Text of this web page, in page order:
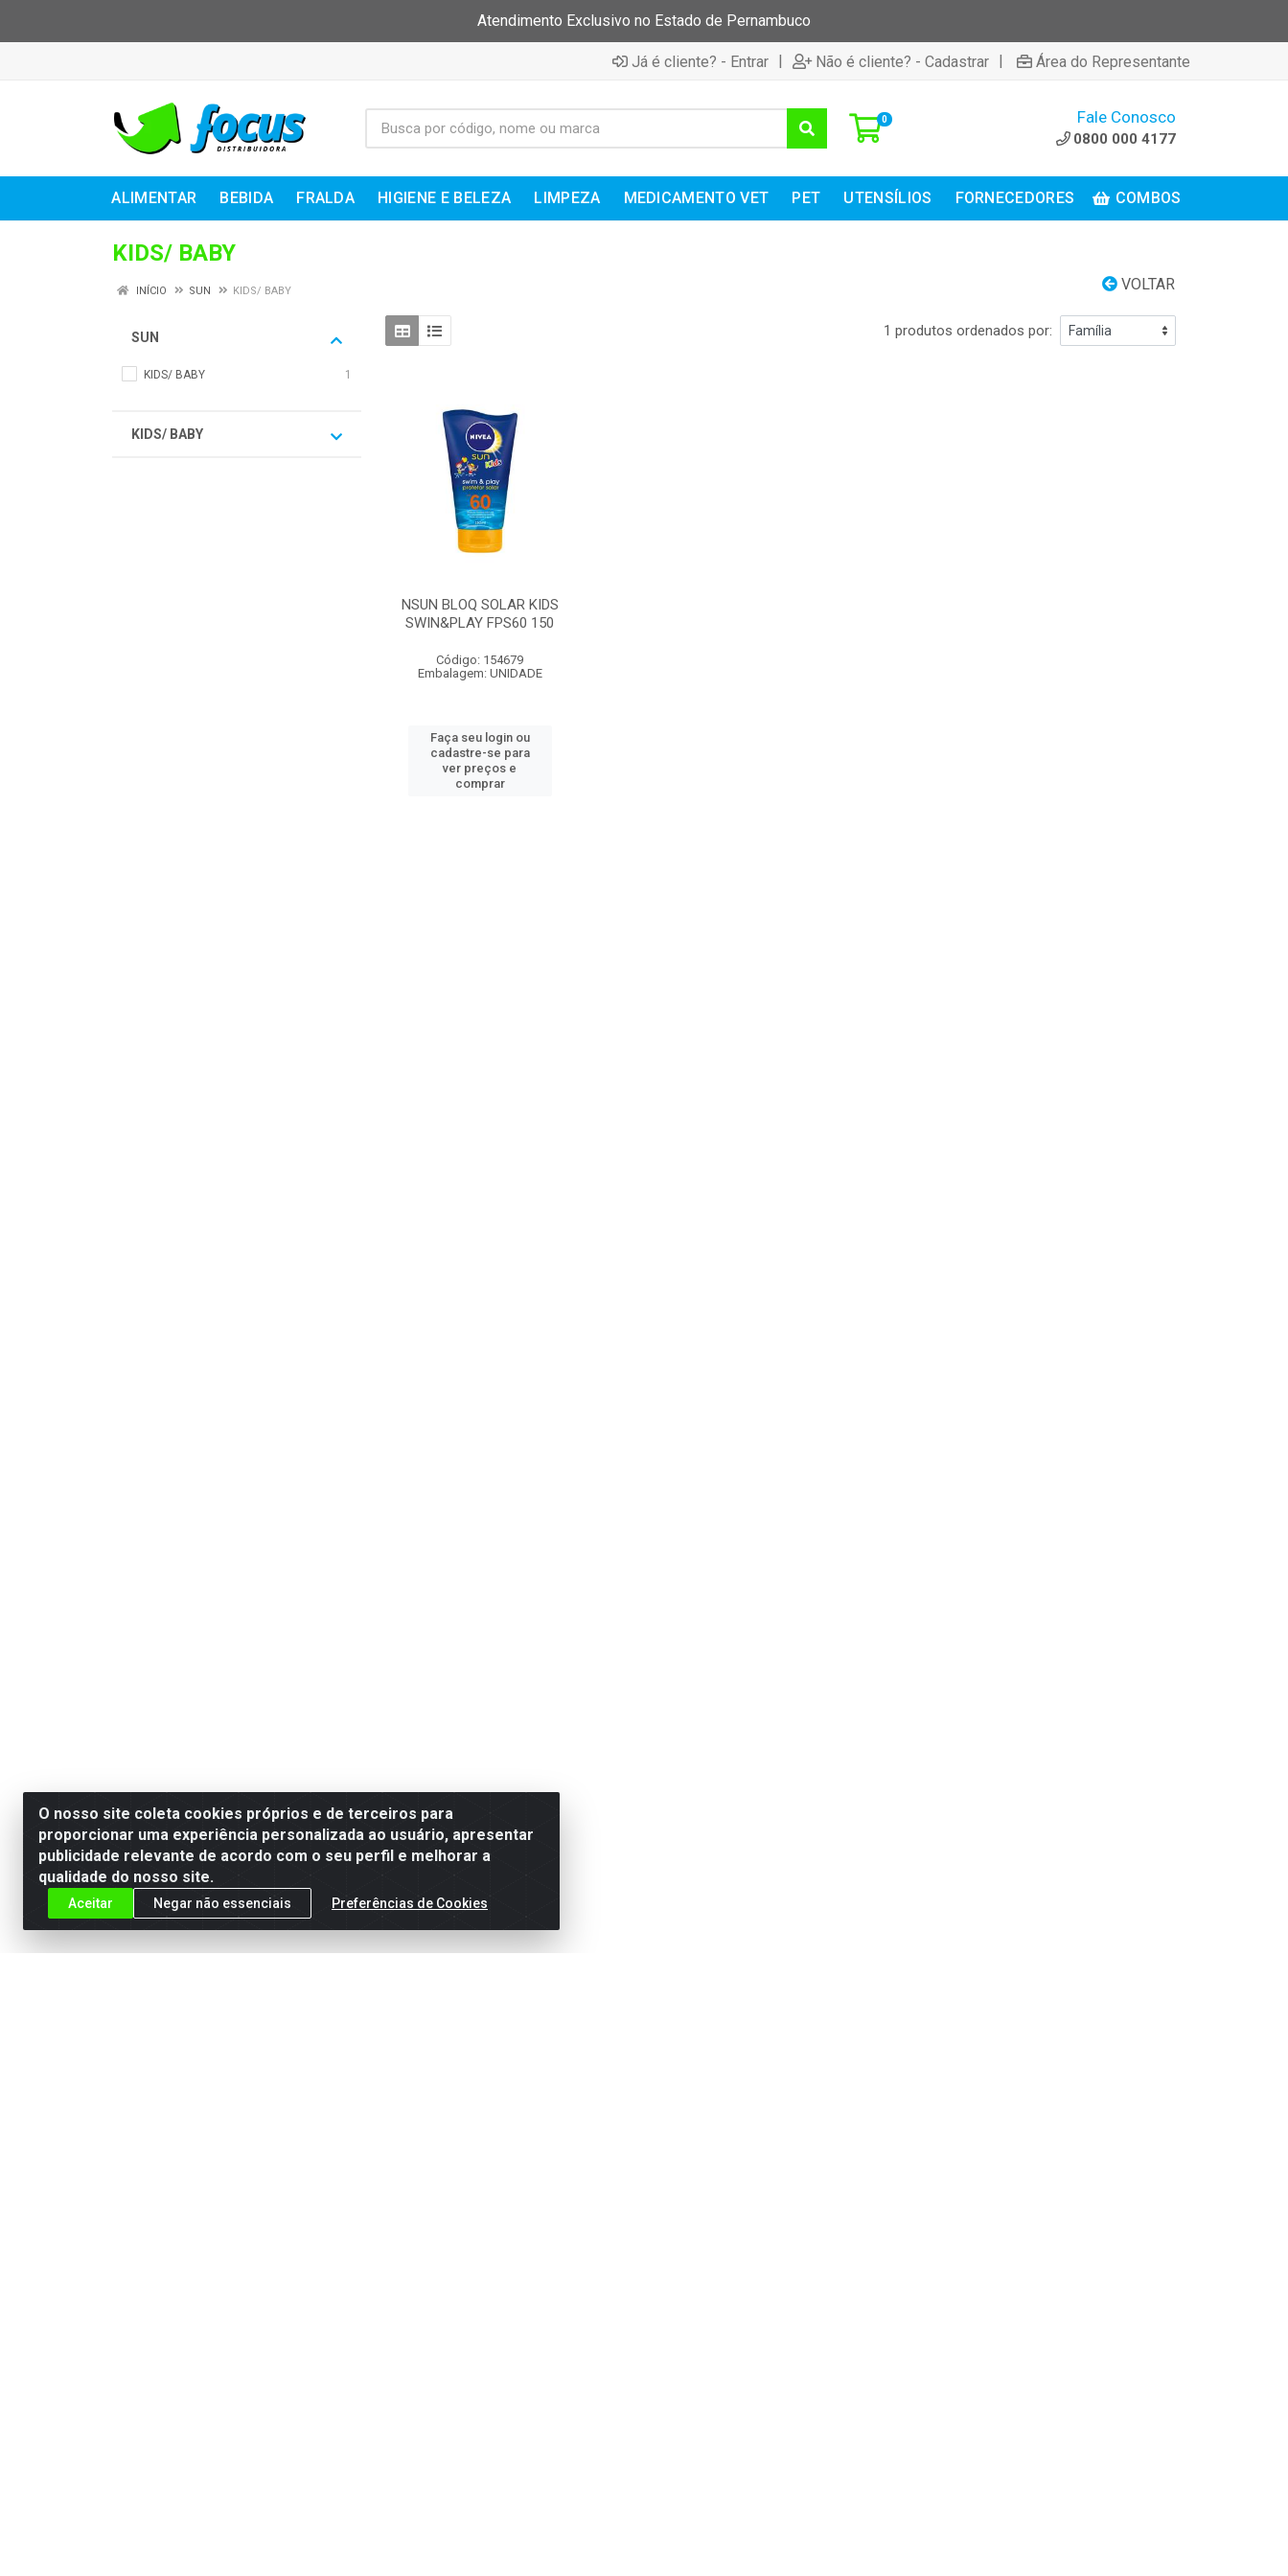
Atendimento Exclusivo no Estado de Pernambuco
Já é cliente? - Entrar | Não é cliente? - Cadastrar | Área do Representante
0 Fale Conosco
0800 000 4177
ALIMENTAR BEBIDA FRALDA HIGIENE E BELEZA LIMPEZA MEDICAMENTO VET PET UTENSÍLIOS FORNECEDORES COMBOS
KIDS/ BABY
VOLTAR
INÍCIO SUN KIDS/ BABY
SUN
KIDS/ BABY 1
KIDS/ BABY
1 produtos ordenados por:
NSUN BLOQ SOLAR KIDS
SWIN&PLAY FPS60 150
Código: 154679
Embalagem: UNIDADE
Faça seu login ou
cadastre-se para
ver preços e
comprar
O nosso site coleta cookies próprios e de terceiros para
proporcionar uma experiência personalizada ao usuário, apresentar
publicidade relevante de acordo com o seu perfil e melhorar a
qualidade do nosso site.
Aceitar Negar não essenciais Preferências de Cookies